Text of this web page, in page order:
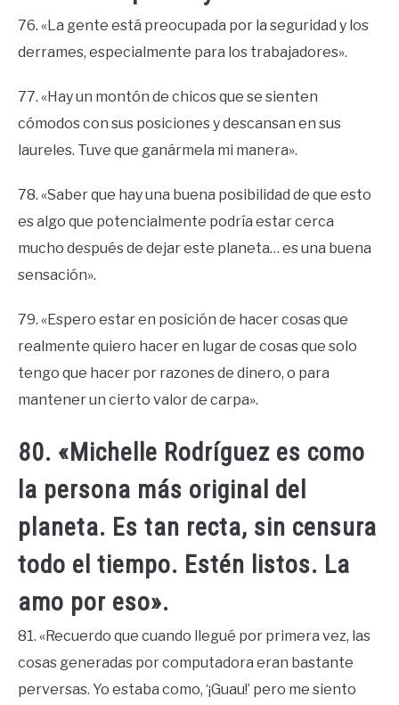
76. «La gente está preocupada por la seguridad y los
derrames, especialmente para los trabajadores».
77. «Hay un montón de chicos que se sienten
cómodos con sus posiciones y descansan en sus
laureles. Tuve que ganármela mi manera».
78. «Saber que hay una buena posibilidad de que esto
es algo que potencialmente podría estar cerca
mucho después de dejar este planeta… es una buena
sensación».
79. «Espero estar en posición de hacer cosas que
realmente quiero hacer en lugar de cosas que solo
tengo que hacer por razones de dinero, o para
mantener un cierto valor de carpa».
80. «Michelle Rodríguez es como
la persona más original del
planeta. Es tan recta, sin censura
todo el tiempo. Estén listos. La
amo por eso».
81. «Recuerdo que cuando llegué por primera vez, las
cosas generadas por computadora eran bastante
perversas. Yo estaba como, ‘¡Guau!’ pero me siento